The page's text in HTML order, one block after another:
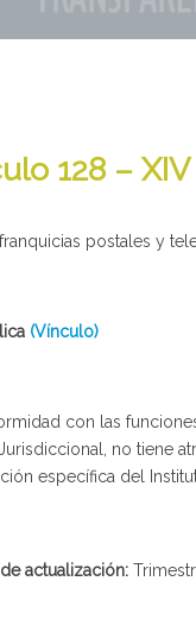
128 –
franquicias postales y
(Vínculo)
con las
no tiene
específica del
actualización: